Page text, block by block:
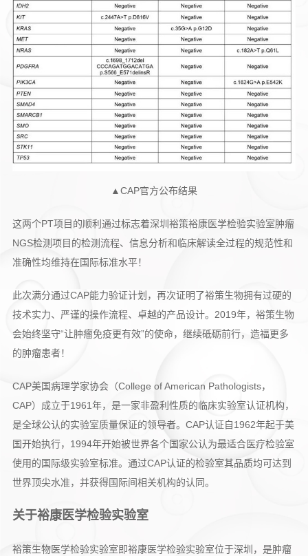
▲CAP官方公布结果
这两个PT项目的顺利通过标志着深圳裕策裕康医学检验实验室肿瘤
NGS检测项目的检测流程、信息分析和临床解读全过程的规范性和
准确性均维持在国际标准水平！
此次满分通过CAP能力验证计划，再次证明了裕策生物拥有过硬的
技术实力、严谨的操作流程、卓越的产品设计。2019年，裕策生物
会始终坚守“让肿瘤免疫更有效”的使命，继续砥砺前行，造福更多
的肿瘤患者！
CAP美国病理学家协会（College of American Pathologists，
CAP）成立于1961年，是一家非盈利性质的临床实验室认证机构，
是全球公认的实验室质量保证的领导者。CAP认证自1962年起于美
国开始执行，1994年开始被世界各个国家公认为最适合医疗检验室
使用的国际级实验室标准。通过CAP认证的检验室其品质均可达到
世界顶尖水准，并获得国际间相关机构的认同。
关于裕康医学检验实验室
裕策生物医学检验实验室即裕康医学检验实验室位于深圳，是肿瘤